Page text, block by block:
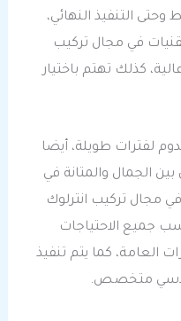
التنفيذ النهائي،
في مجال تركيب
كذلك تهتم باختيار
لفترات طويلة، أيضا
الجمال والمتانة في
مجال تركيب انترلوك
جميع الاحتياجات
العامة، كما يتم تنفيذ
هندسي متخصص.